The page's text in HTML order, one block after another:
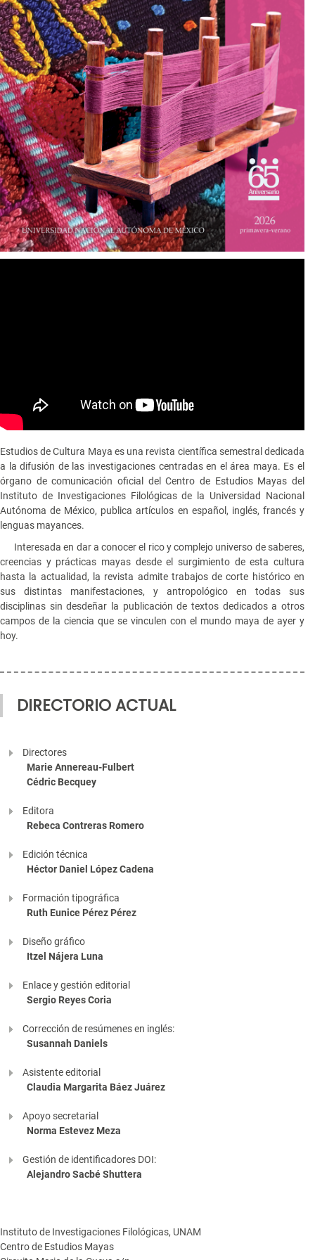
Estudios de Cultura Maya es una revista científica semestral dedicada
a la difusión de las investigaciones centradas en el área maya. Es el
órgano de comunicación oficial del Centro de Estudios Mayas del
Instituto de Investigaciones Filológicas de la Universidad Nacional
Autónoma de México, publica artículos en español, inglés, francés y
lenguas mayances.
Interesada en dar a conocer el rico y complejo universo de saberes,
creencias y prácticas mayas desde el surgimiento de esta cultura
hasta la actualidad, la revista admite trabajos de corte histórico en
sus distintas manifestaciones, y antropológico en todas sus
disciplinas sin desdeñar la publicación de textos dedicados a otros
campos de la ciencia que se vinculen con el mundo maya de ayer y
hoy.
DIRECTORIO ACTUAL
Directores
Marie Annereau-Fulbert
Cédric Becquey
Editora
Rebeca Contreras Romero
Edición técnica
Héctor Daniel López Cadena
Formación tipográfica
Ruth Eunice Pérez Pérez
Diseño gráfico
Itzel Nájera Luna
Enlace y gestión editorial
Sergio Reyes Coria
Corrección de resúmenes en inglés:
Susannah Daniels
Asistente editorial
Claudia Margarita Báez Juárez
Apoyo secretarial
Norma Estevez Meza
Gestión de identificadores DOI:
Alejandro Sacbé Shuttera
Instituto de Investigaciones Filológicas, UNAM
Centro de Estudios Mayas